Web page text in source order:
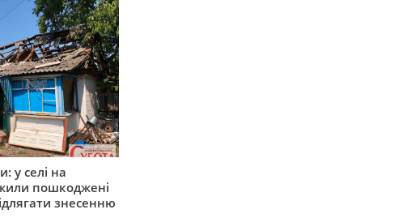
у селі на
пошкоджені
знесенню